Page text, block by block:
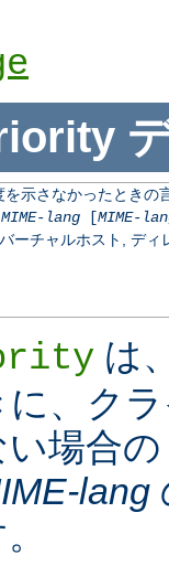
を示さなかったときの
MIME-lang[MIME-
ーチャルホスト, ディ
は
、ク
場合
lang